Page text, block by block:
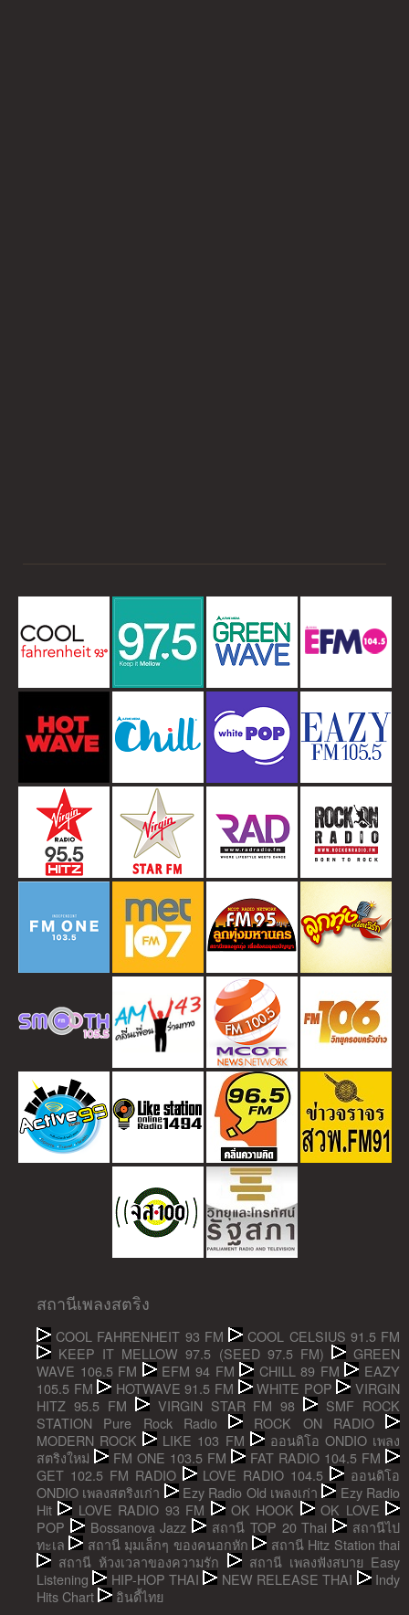
สถานีเพลงสตริง
COOL FAHRENHEIT 93 FM
COOL CELSIUS 91.5 FM
KEEP IT MELLOW 97.5 (SEED 97.5 FM)
GREEN
WAVE 106.5 FM
EFM 94 FM CHILL 89 FM
EAZY
105.5 FM
HOTWAVE 91.5 FM WHITE POP
VIRGIN
HITZ 95.5 FM
VIRGIN STAR FM 98
SMF ROCK
STATION Pure Rock Radio
ROCK ON RADIO
MODERN ROCK
LIKE 103 FM
ออนดิโอ ONDIO เพลง
สตริงใหม่
FM ONE 103.5 FM
FAT RADIO 104.5 FM
GET 102.5 FM RADIO
LOVE RADIO 104.5
ออนดิโอ
ONDIO เพลงสตริงเก่า
Ezy Radio Old เพลงเก่า
Ezy Radio
Hit
LOVE RADIO 93 FM OK HOOK
OK LOVE
POP
Bossanova Jazz สถานี TOP 20 Thai
สถานีไป
ทะเล
สถานี มุมเล็กๆ ของคนอกหัก
สถานี Hitz Station thai
สถานี ห้วงเวลาของความรัก
สถานี เพลงฟังสบาย Easy
Listening
HIP-HOP THAI NEW RELEASE THAI
Indy
Hits Chart
อินดี้ไทย